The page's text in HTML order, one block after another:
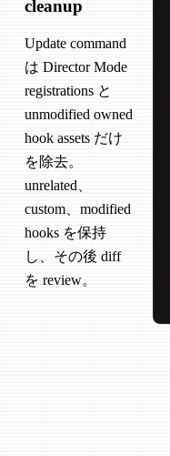
cleanup
Update command
は Director Mode
registrations と
unmodified owned
hook assets だけ
を除去。
unrelated、
custom、modified
hooks を保持
し、その後 diff
を review。